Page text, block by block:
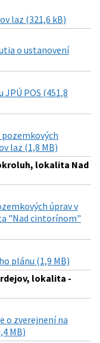
laz (321,6 kB)
o ustanovení
POS (451,8
laz (1,8 MB)
lokalita Nad
úprav v
"Nad cintorínom"
plánu (1,9 MB)
lokalita -
o zverejnení na
MB)